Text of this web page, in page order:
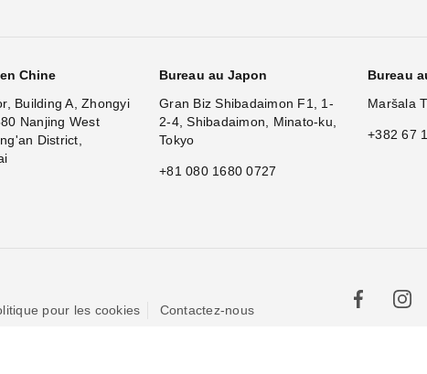
Chine
Building A, Zhongyi
Nanjing West
District,
Bureau au Japon
Gran Biz Shibadaimon F1, 1-
2-4, Shibadaimon, Minato-ku,
Tokyo
+81 080 1680 0727
Bureau
Maršala
+382 67
pour les cookies Contactez-nous